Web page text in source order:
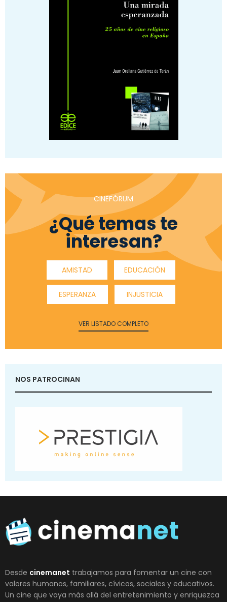
CINEFÓRUM
¿Qué temas te
interesan?
AMISTAD EDUCACIÓN
ESPERANZA INJUSTICIA
VER LISTADO COMPLETO
NOS PATROCINAN
Desde cinemanet trabajamos para fomentar un cine con
valores humanos, familiares, cívicos, sociales y educativos.
Un cine que vaya más allá del entretenimiento y enriquezca